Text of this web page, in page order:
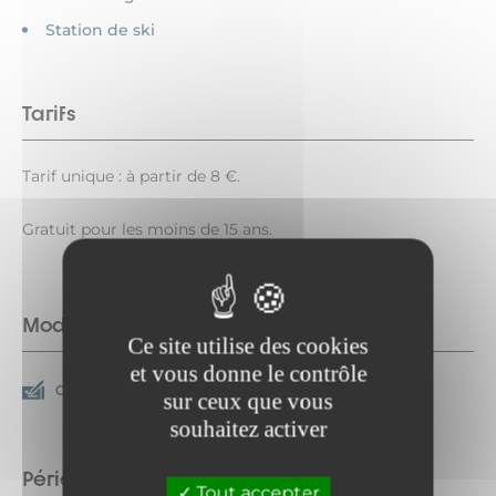
Ce site utilise des cookies
et vous donne le contrôle
sur ceux que vous
souhaitez activer
Station de ski
Tarifs
Tarif unique : à partir de 8 €.
Gratuit pour les moins de 15 ans.
Modes de paiement
Chèque
Période d'ouverture